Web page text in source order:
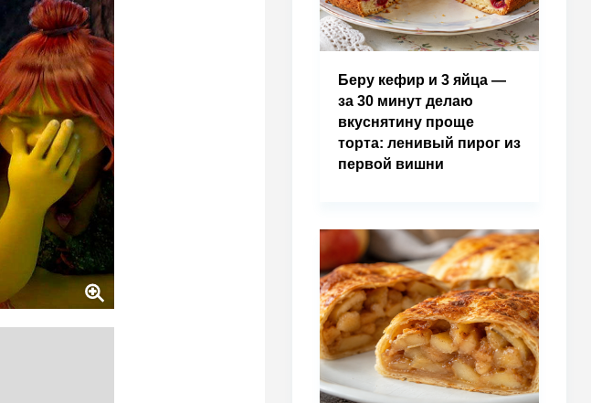
Беру кефир и 3 яйца —
за 30 минут делаю
вкуснятину проще
торта: ленивый пирог из
первой вишни